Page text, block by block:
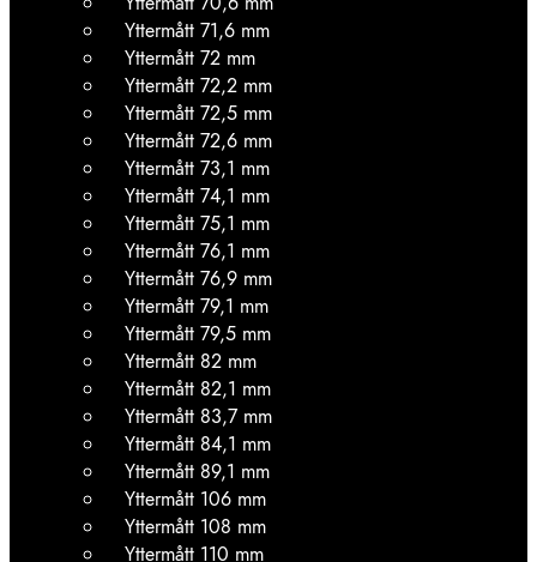
Yttermått 71,6 mm
Yttermått 72 mm
Yttermått 72,2 mm
Yttermått 72,5 mm
Yttermått 72,6 mm
Yttermått 73,1 mm
Yttermått 74,1 mm
Yttermått 75,1 mm
Yttermått 76,1 mm
Yttermått 76,9 mm
Yttermått 79,1 mm
Yttermått 79,5 mm
Yttermått 82 mm
Yttermått 82,1 mm
Yttermått 83,7 mm
Yttermått 84,1 mm
Yttermått 89,1 mm
Yttermått 106 mm
Yttermått 108 mm
Yttermått 110 mm